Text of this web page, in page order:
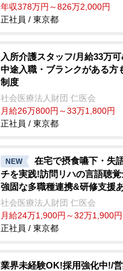
年収378万円～826万2,000円
正社員 / 東京都
入所介護スタッフ/月給33万
中途入職・ブランクがある方
制度
社会医療法人財団 仁医会
月給26万800円～33万1,800円
正社員 / 東京都
NEW
在宅で摂食嚥下・失
チを実践!訪問リハの言語聴
強固な多職種連携&研修支援
社会医療法人財団 仁医会
月給24万1,900円～32万1,900円
正社員 / 東京都
業界未経験OK!採用強化中!/